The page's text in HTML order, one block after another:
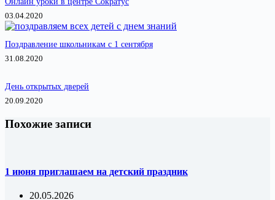
03.04.2020
Поздравление школьникам с 1 сентября
31.08.2020
День открытых дверей
20.09.2020
Похожие записи
1 июня приглашаем на детский праздник
20.05.2026